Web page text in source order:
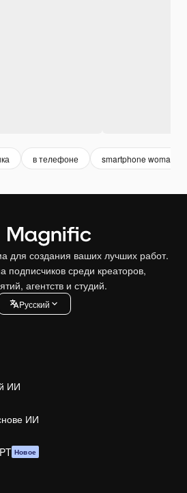
в телефоне smartphone woman
для создания ваших лучших работ.
подписчиков среди креаторов,
агентств и студий.
Pусский
ИИ
ИИ
Новое